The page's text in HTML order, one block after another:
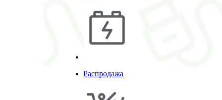
Распродажа